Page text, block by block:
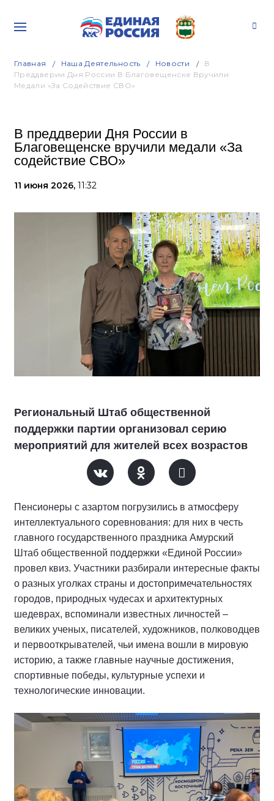
Главная Наша Деятельность Новости
В
Преддверии Дня России В Благовещенске Вручили
Медали «За Содействие СВО»
В преддверии Дня России в
Благовещенске вручили медали «За
содействие СВО»
11 июня 2026, 11:32
Региональный Штаб общественной
поддержки партии организовал серию
мероприятий для жителей всех возрастов
Пенсионеры с азартом погрузились в атмосферу
интеллектуального соревнования: для них в честь
главного государственного праздника Амурский
Штаб общественной поддержки «Единой России»
провел квиз. Участники разбирали интересные факты
о разных уголках страны и достопримечательностях
городов, природных чудесах и архитектурных
шедеврах, вспоминали известных личностей –
великих ученых, писателей, художников, полководцев
и первооткрывателей, чьи имена вошли в мировую
историю, а также главные научные достижения,
спортивные победы, культурные успехи и
технологические инновации.